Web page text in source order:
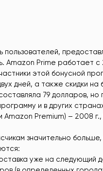
Amazon Prime работает с
этой бонусной
дней, а также скидки на
79 долларов, но
и в других
Premium) – 2008 г.,
значительно
уже на следующий